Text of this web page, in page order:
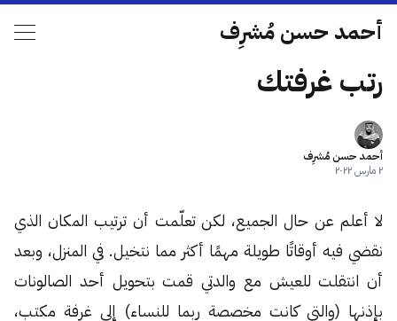
أحمد حسن مُشرِف
رتب غرفتك
أحمد حسن مُشرِف
٢ مارس ٢٠٢٢
لا أعلم عن حال الجميع، لكن تعلّمت أن ترتيب المكان الذي
نقضي فيه أوقاتًا طويلة مهمًا أكثر مما نتخيل. في المنزل، وبعد
أن انتقلت للعيش مع والدتي قمت بتحويل أحد الصالونات
بإذنها (والتي كانت مخصصة ربما للنساء) إلى غرفة مكتب،